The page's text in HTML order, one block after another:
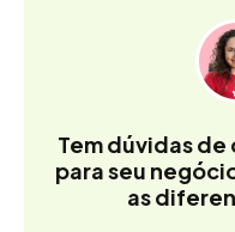
Tem dúvidas
para seu
as